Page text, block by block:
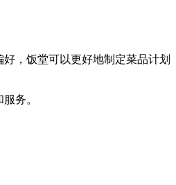
，饭堂可以更好地制定菜品计划
务。